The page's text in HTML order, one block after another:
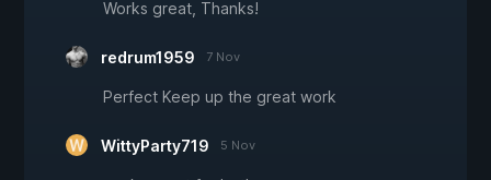
Works great, Thanks!
redrum1959 7 Nov
Perfect Keep up the great work
WittyParty719 5 Nov